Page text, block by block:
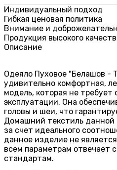
Индивидуальный подход
Гибкая ценовая политика
Внимание и
Продукция высокого
Описание
Одеяло Пуховое "Белашов -
удивительно комфортная,
модель, которая не требует
эксплуатации. Она
головы и шеи, что
Домашний текстиль данной
за счет идеального
данное изделие не
всем параметрам отвечает
стандартам.